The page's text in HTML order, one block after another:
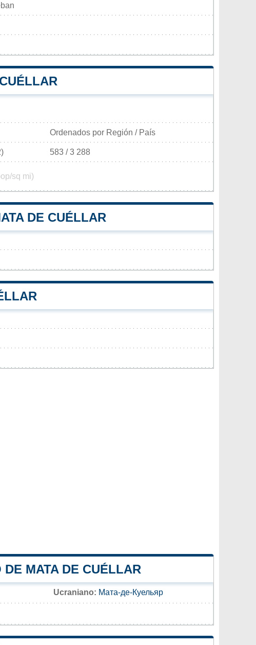
Ordenados por Región / País
583 / 3 288
sq mi)
DE CUÉLLAR
MATA DE CUÉLLAR
Ucraniano: Мата-де-Куельяр